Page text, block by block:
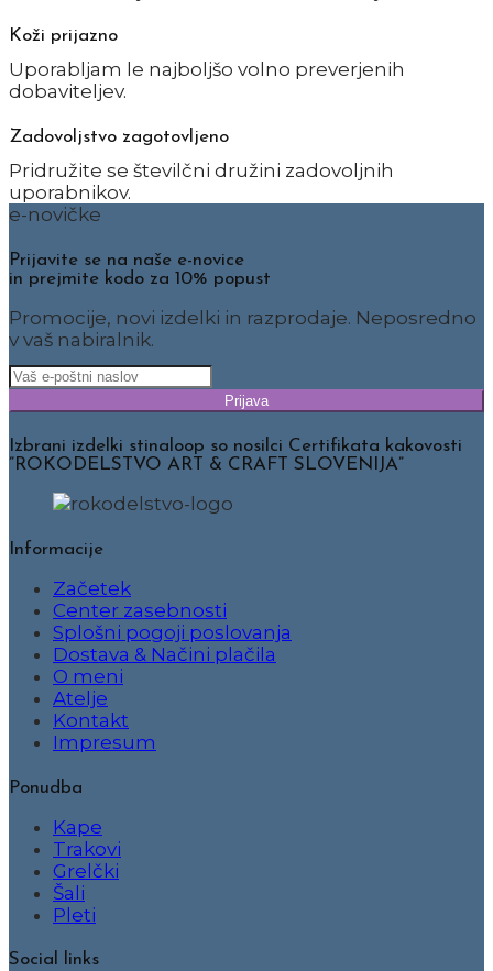
Koži prijazno
Uporabljam le najboljšo volno preverjenih
dobaviteljev.
Zadovoljstvo zagotovljeno
Pridružite se številčni družini zadovoljnih
uporabnikov.
e-novičke
Prijavite se na naše e-novice
in prejmite kodo za 10% popust
Promocije, novi izdelki in razprodaje. Neposredno
v vaš nabiralnik.
Prijava
Izbrani izdelki stinaloop so nosilci Certifikata kakovosti
”ROKODELSTVO ART & CRAFT SLOVENIJA”
Informacije
Začetek
Center zasebnosti
Splošni pogoji poslovanja
Dostava & Načini plačila
O meni
Atelje
Kontakt
Impresum
Ponudba
Kape
Trakovi
Grelčki
Šali
Pleti
Social links